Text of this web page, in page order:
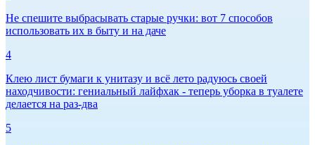
Не спешите выбрасывать старые ручки: вот 7 способов
использовать их в быту и на даче
4
Клею лист бумаги к унитазу и всё лето радуюсь своей
находчивости: гениальный лайфхак - теперь уборка в туалете
делается на раз-два
5